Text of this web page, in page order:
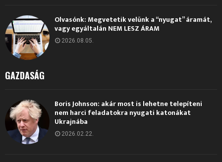
Olvasónk: Megvetetik velünk a “nyugat” áramát,
vagy egyáltalán NEM LESZ ÁRAM
2026.08.05.
GAZDASÁG
Boris Johnson: akár most is lehetne telepíteni
nem harci feladatokra nyugati katonákat
Ukrajnába
2026.02.22.